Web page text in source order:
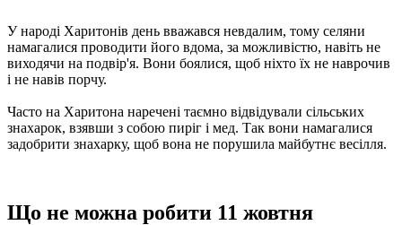
У народі Харитонів день вважався невдалим, тому селяни
намагалися проводити його вдома, за можливістю, навіть не
виходячи на подвір'я. Вони боялися, щоб ніхто їх не наврочив
і не навів порчу.
Часто на Харитона наречені таємно відвідували сільських
знахарок, взявши з собою пиріг і мед. Так вони намагалися
задобрити знахарку, щоб вона не порушила майбутнє весілля.
Що не можна робити 11 жовтня